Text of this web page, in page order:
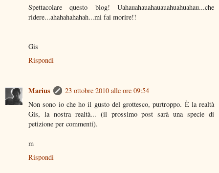
Spettacolare questo blog! Uahauahauahauauahuahuahau...che
ridere...ahahahahahah...mi fai morire!!
Gis
Rispondi
Marius
23 ottobre 2010 alle ore 09:54
Non sono io che ho il gusto del grottesco, purtroppo. È la realtà
Gis, la nostra realtà... (il prossimo post sarà una specie di
petizione per commenti).
m
Rispondi